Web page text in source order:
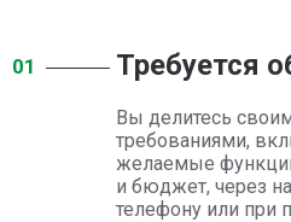
01 Требуется
Вы делитесь
требованиями,
желаемые
и бюджет, через
телефону или при